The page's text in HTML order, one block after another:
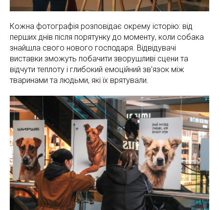
Кожна фотографія розповідає окрему історію: від
перших днів після порятунку до моменту, коли собака
знайшла свого нового господаря. Відвідувачі
виставки зможуть побачити зворушливі сцени та
відчути теплоту і глибокий емоційний зв'язок між
тваринами та людьми, які їх врятували.